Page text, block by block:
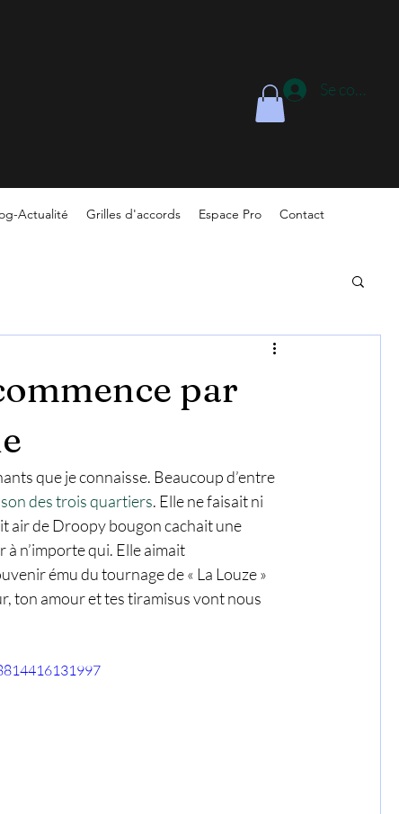
Se connecter
Actualité Grilles d'accords Espace Pro Contact
par
que je connaisse. Beaucoup d’entre
des trois quartiers. Elle ne faisait ni
air de Droopy bougon cachait une
n’importe qui. Elle aimait
ému du tournage de « La Louze »
ton amour et tes tiramisus vont nous